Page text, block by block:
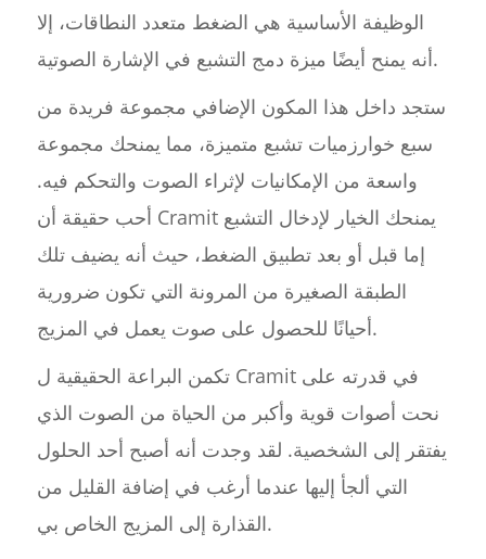
الوظيفة الأساسية هي الضغط متعدد النطاقات، إلا
أنه يمنح أيضًا ميزة دمج التشبع في الإشارة الصوتية.
ستجد داخل هذا المكون الإضافي مجموعة فريدة من
سبع خوارزميات تشبع متميزة، مما يمنحك مجموعة
واسعة من الإمكانيات لإثراء الصوت والتحكم فيه.
أحب حقيقة أن Cramit يمنحك الخيار لإدخال التشبع
إما قبل أو بعد تطبيق الضغط، حيث أنه يضيف تلك
الطبقة الصغيرة من المرونة التي تكون ضرورية
أحيانًا للحصول على صوت يعمل في المزيج.
تكمن البراعة الحقيقية ل Cramit في قدرته على
نحت أصوات قوية وأكبر من الحياة من الصوت الذي
يفتقر إلى الشخصية. لقد وجدت أنه أصبح أحد الحلول
التي ألجأ إليها عندما أرغب في إضافة القليل من
القذارة إلى المزيج الخاص بي.